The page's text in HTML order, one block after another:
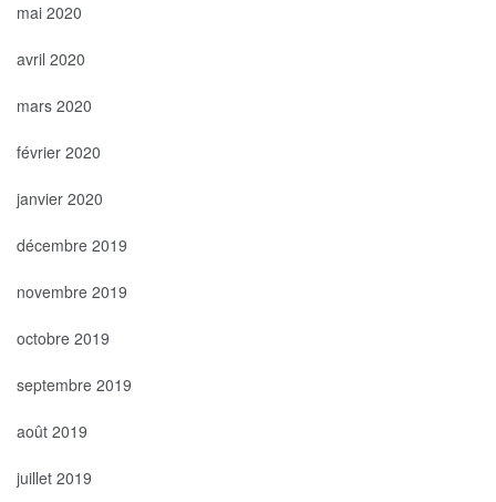
mai 2020
avril 2020
mars 2020
février 2020
janvier 2020
décembre 2019
novembre 2019
octobre 2019
septembre 2019
août 2019
juillet 2019